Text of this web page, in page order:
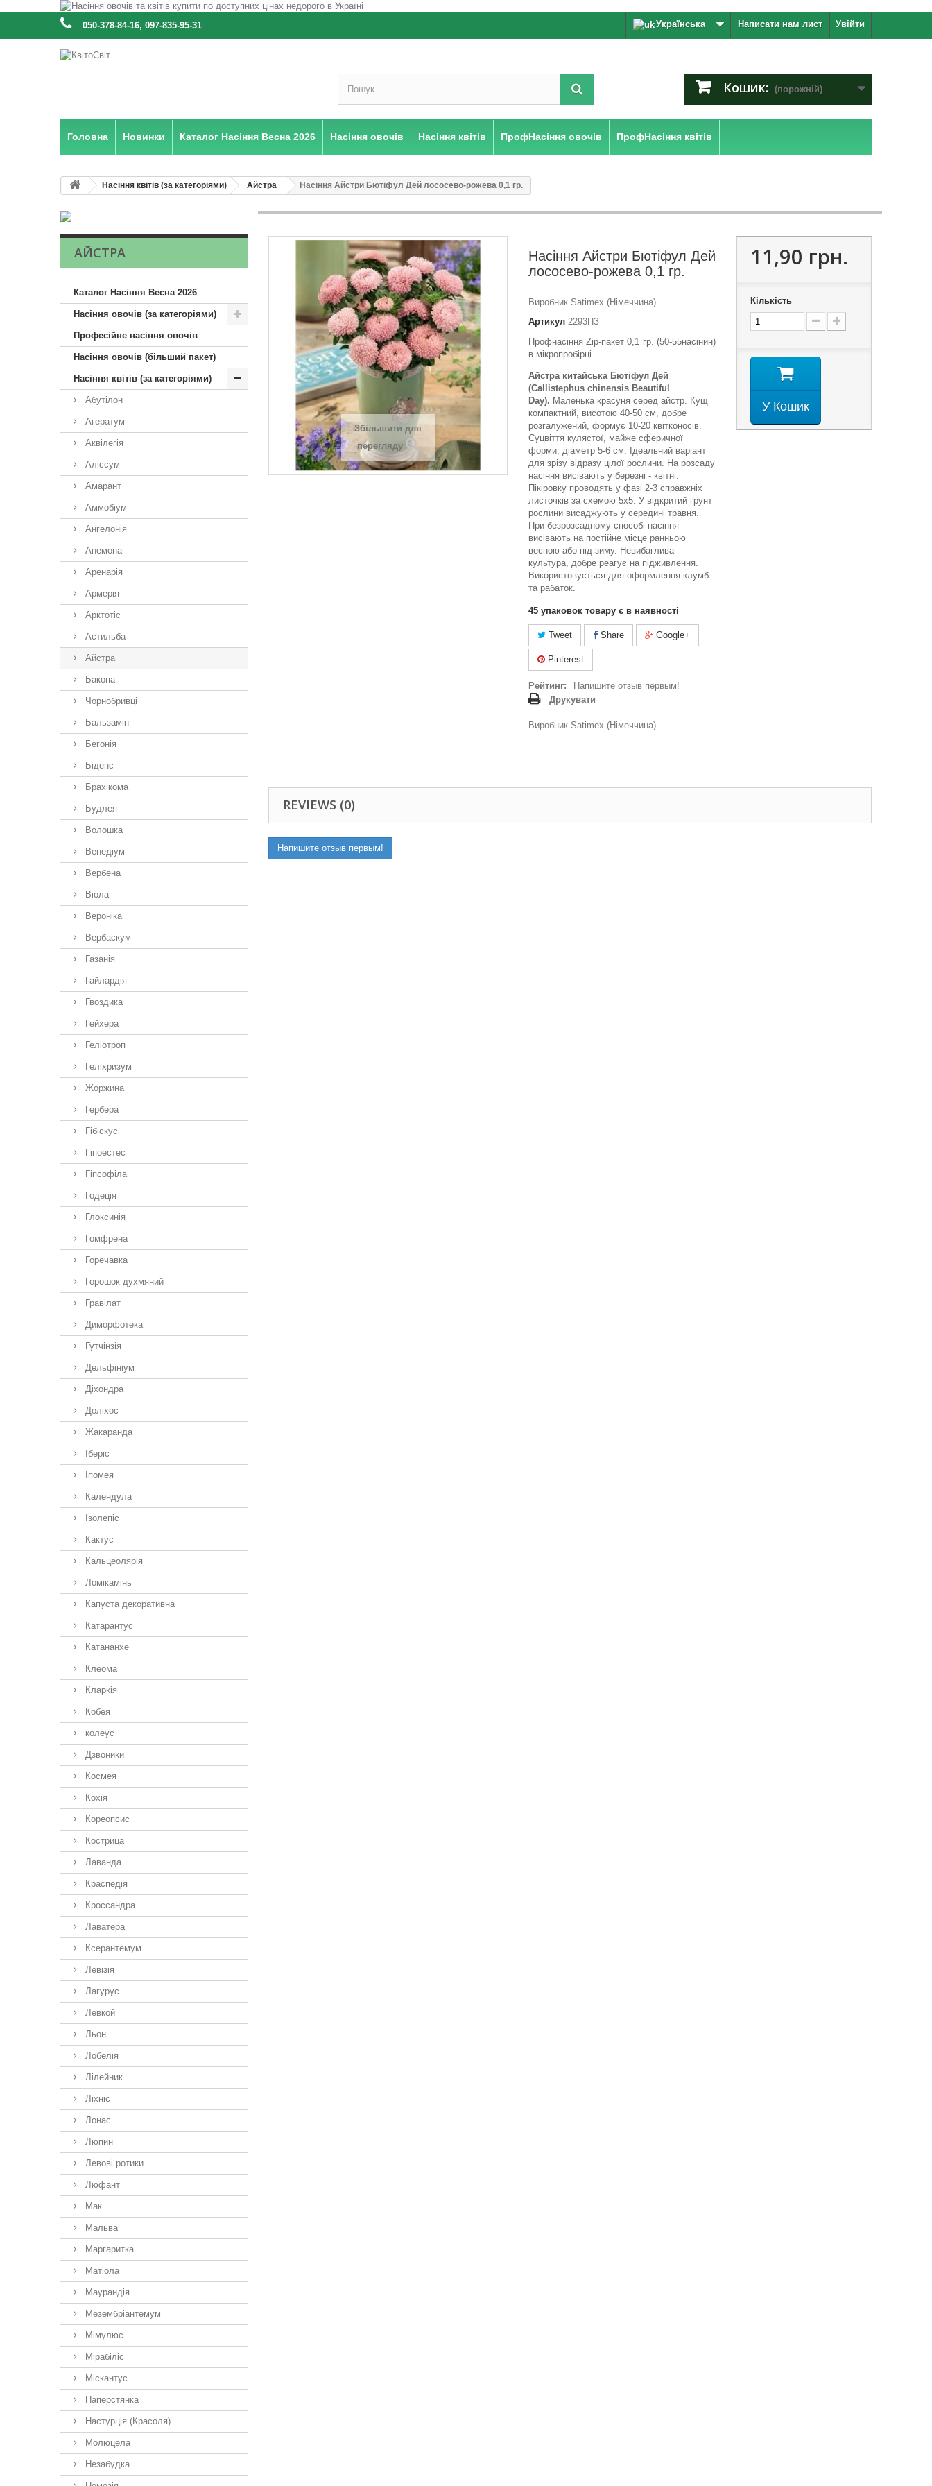
Увійти
Написати нам лист
: 050-378-84-16, 097-835-95-31 Українська
Кошик: (порожній)
Головна Новинки Каталог Насіння Весна 2026 Насіння овочів Насіння квітів ПрофНасіння овочів ПрофНасіння квітів
Насіння квітів (за категоріями) Айстра Насіння Айстри Бютіфул Дей лососево-рожева 0,1 гр.
АЙСТРА
Каталог Насіння Весна 2026
Насіння овочів (за категоріями)
Професійне насіння овочів
Насіння овочів (більший пакет)
Насіння квітів (за категоріями)
Абутілон
Агератум
Аквілегія
Аліссум
Амарант
Аммобіум
Ангелонія
Анемона
Аренарія
Армерія
Арктотiс
Астильба
Айстра
Бакопа
Чорнобривці
Бальзамін
Бегонія
Біденс
Брахікома
Будлея
Волошка
Венедіум
Вербена
Віола
Вероніка
Вербаскум
Газанія
Гайлардія
Гвоздика
Гейхера
Геліотроп
Геліхризум
Жоржина
Гербера
Гібіскус
Гіпоестес
Гіпсофіла
Годеція
Глоксинія
Гомфрена
Горечавка
Горошок духмяний
Гравілат
Диморфотека
Гутчінзія
Дельфініум
Діхондра
Доліхос
Жакаранда
Іберiс
Іпомея
Календула
Ізолепіс
Кактус
Кальцеолярія
Ломікамінь
Капуста декоративна
Катарантус
Катананхе
Клеома
Кларкія
Кобея
колеус
Дзвоники
Космея
Кохія
Кореопсис
Кострица
Лаванда
Краспедія
Кроссандра
Лаватера
Ксерантемум
Левізія
Лагурус
Левкой
Льон
Лобелія
Лілейник
Ліхніс
Лонас
Люпин
Левові ротики
Люфант
Мак
Мальва
Маргаритка
Матіола
Маурандія
Мезембріантемум
Мімулюс
Мірабіліс
Міскантус
Наперстянка
Настурція (Красоля)
Молюцела
Незабудка
Збільшити для
перегляду
Насіння Айстри Бютіфул Дей
лососево-рожева 0,1 гр.
Виробник Satimex (Німеччина)
Артикул 2293ПЗ
Профнасіння Zip-пакет 0,1 гр. (50-55насінин)
в мікропробірці.
Айстра китайська Бютіфул Дей
(Callistephus chinensis Beautiful
Day). Маленька красуня серед айстр. Кущ
компактний, висотою 40-50 см, добре
розгалужений, формує 10-20 квітконосів.
Суцвіття кулястої, майже сферичної
форми, діаметр 5-6 см. Ідеальний варіант
для зрізу відразу цілої рослини. На розсаду
насіння висівають у березні - квітні.
Пікіровку проводять у фазі 2-3 справжніх
листочків за схемою 5x5. У відкритий ґрунт
рослини висаджують у середині травня.
При безрозсадному способі насіння
висівають на постійне місце ранньою
весною або під зиму. Невибаглива
культура, добре реагує на підживлення.
Використовується для оформлення клумб
та рабаток.
45 упаковок товару є в наявності
Tweet Share Google+
Pinterest
Рейтинг:
Напишите отзыв первым!
Друкувати
Виробник Satimex (Німеччина)
11,90 грн.
Кількість
У Кошик
REVIEWS (0)
Напишите отзыв первым!